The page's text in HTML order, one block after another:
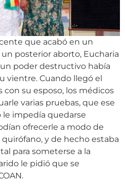
que acabó en un
posterior aborto, Eucharia
poder destructivo había
vientre. Cuando llegó el
su esposo, los médicos
varias pruebas, que ese
impedía quedarse
ofrecerle a modo de
y de hecho estaba
para someterse a la
le pidió que se